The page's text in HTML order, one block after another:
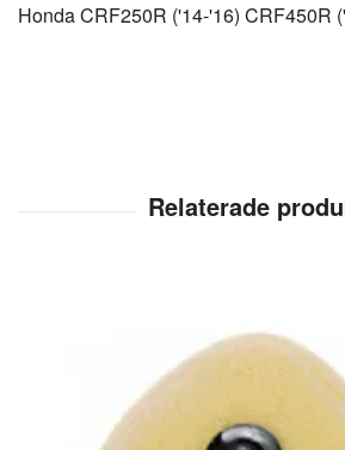
Honda CRF250R ('14-'16) CRF450R